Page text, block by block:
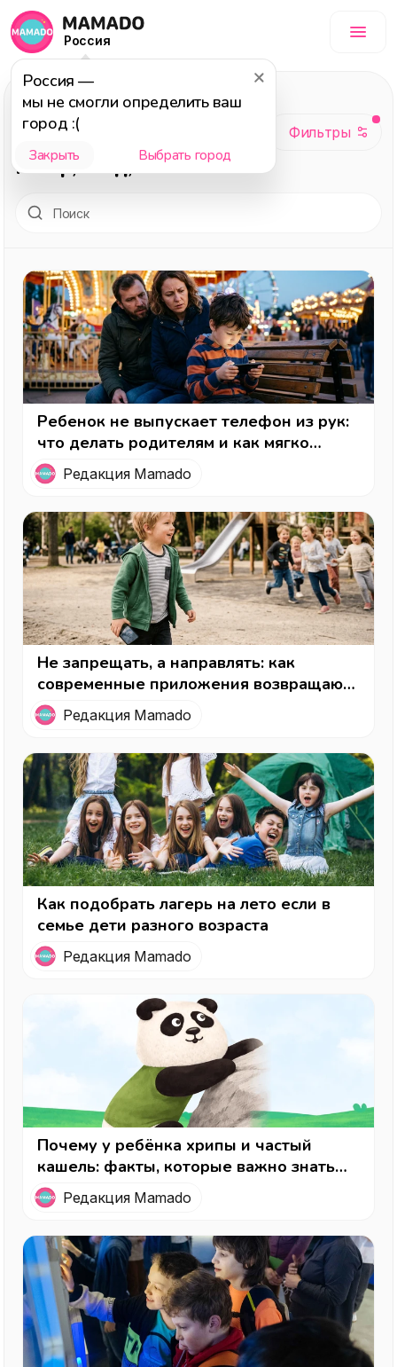
Россия
Россия —
мы не смогли определить ваш
город :(
Закрыть Выбрать город
Досуг, темы: День
рождения, Детям,
Подборка, Тесты,
Юмор, Гайд, 2025
Ребенок не выпускает телефон из рук:
что делать родителям и как мягко
вернуть интерес к реальной жизни
Редакция Mamado
Не запрещать, а направлять: как
современные приложения возвращают
детям детство (и родителям —
спокойствие)
Редакция Mamado
Как подобрать лагерь на лето если в
семье дети разного возраста
Редакция Mamado
Почему у ребёнка хрипы и частый
кашель: факты, которые важно знать
каждому родителю
Редакция Mamado